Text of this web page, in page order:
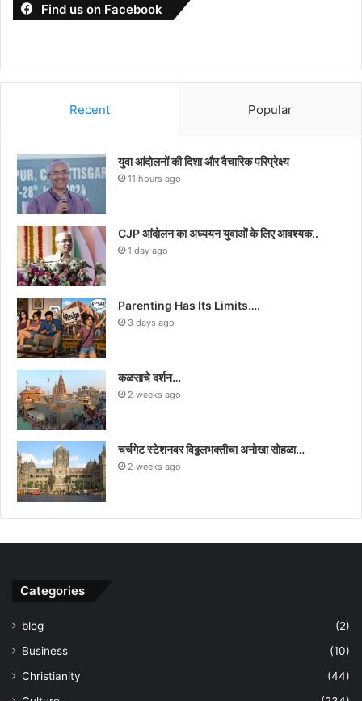
Find us on Facebook
Recent Popular
युवा आंदोलनों की दिशा और वैचारिक परिप्रेक्ष्य
11 hours ago
CJP आंदोलन का अध्ययन युवाओं के लिए आवश्यक..
1 day ago
Parenting Has Its Limits….
3 days ago
कळसाचे दर्शन…
2 weeks ago
चर्चगेट स्टेशनवर विठ्ठलभक्तीचा अनोखा सोहळा…
2 weeks ago
Categories
blog
(2)
Business
(10)
Christianity
(44)